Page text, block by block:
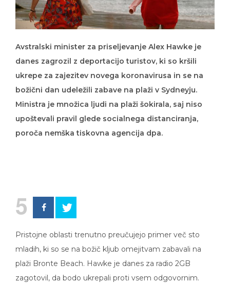
Avstralski minister za priseljevanje Alex Hawke je
danes zagrozil z deportacijo turistov, ki so kršili
ukrepe za zajezitev novega koronavirusa in se na
božični dan udeležili zabave na plaži v Sydneyju.
Ministra je množica ljudi na plaži šokirala, saj niso
upoštevali pravil glede socialnega distanciranja,
poroča nemška tiskovna agencija dpa.
5
Pristojne oblasti trenutno preučujejo primer več sto
mladih, ki so se na božič kljub omejitvam zabavali na
plaži Bronte Beach. Hawke je danes za radio 2GB
zagotovil, da bodo ukrepali proti vsem odgovornim.